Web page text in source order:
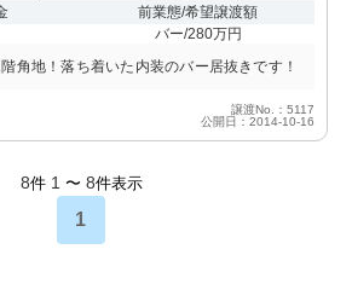
前業態/希望譲渡額
バー/280万円
角地！落ち着いた内装のバー居抜きです！
譲渡No.：5117
公開日：2014-10-16
8件 1 〜 8件表示
1